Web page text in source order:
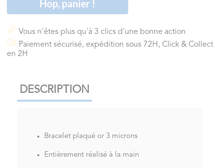
Hop, panier !
Vous n'êtes plus qu'à 3 clics d'une bonne action
Paiement sécurisé, expédition sous 72H, Click & Collect
en 2H
DESCRIPTION
Bracelet plaqué or 3 microns
Entièrement réalisé à la main